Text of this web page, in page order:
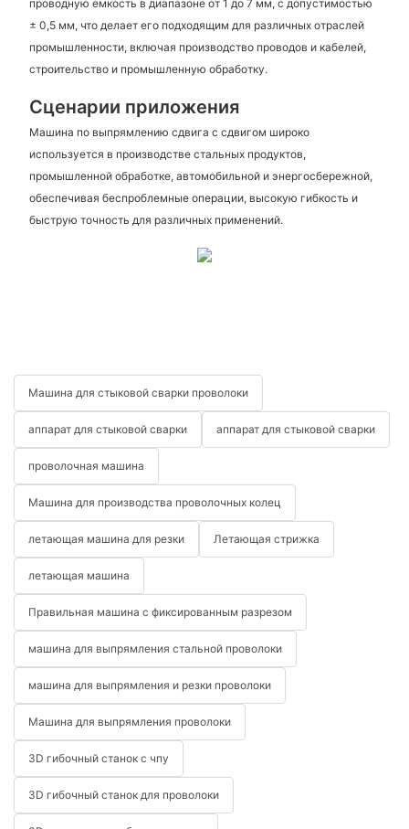
проводную емкость в диапазоне от 1 до 7 мм, с допустимостью
± 0,5 мм, что делает его подходящим для различных отраслей
промышленности, включая производство проводов и кабелей,
строительство и промышленную обработку.
Сценарии приложения
Машина по выпрямлению сдвига с сдвигом широко
используется в производстве стальных продуктов,
промышленной обработке, автомобильной и энергосбережной,
обеспечивая беспроблемные операции, высокую гибкость и
быструю точность для различных применений.
Машина для стыковой сварки проволоки
аппарат для стыковой сварки аппарат для стыковой сварки
проволочная машина
Машина для производства проволочных колец
летающая машина для резки Летающая стрижка
летающая машина
Правильная машина с фиксированным разрезом
машина для выпрямления стальной проволоки
машина для выпрямления и резки проволоки
Машина для выпрямления проволоки
3D гибочный станок с чпу
3D гибочный станок для проволоки